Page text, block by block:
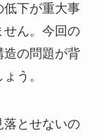
低下が重大事
せん。今回の
造の問題が背
う。
落とせないの